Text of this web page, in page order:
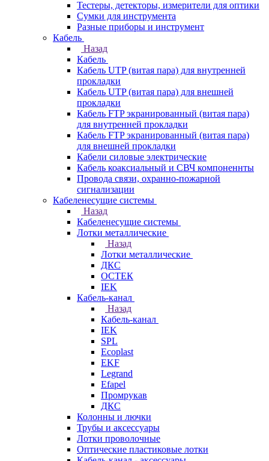
Тестеры, детекторы, измерители для оптики
Сумки для инструмента
Разные приборы и инструмент
Кабель
Назад
Кабель
Кабель UTP (витая пара) для внутренней
прокладки
Кабель UTP (витая пара) для внешней
прокладки
Кабель FTP экранированный (витая пара)
для внутренней прокладки
Кабель FTP экранированный (витая пара)
для внешней прокладки
Кабели силовые электрические
Кабель коаксиальный и СВЧ компоненнты
Провода связи, охранно-пожарной
сигнализации
Кабеленесущие системы
Назад
Кабеленесущие системы
Лотки металлические
Назад
Лотки металлические
ДКС
ОСТЕК
IEK
Кабель-канал
Назад
Кабель-канал
IEK
SPL
Ecoplast
EKF
Legrand
Efapel
Промрукав
ДКС
Колонны и лючки
Трубы и аксессуары
Лотки проволочные
Оптические пластиковые лотки